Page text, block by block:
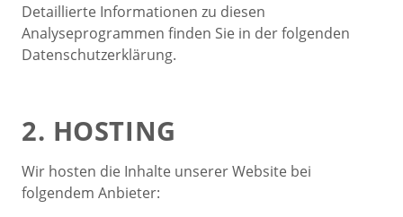
Detaillierte Informationen zu diesen
Analyseprogrammen finden Sie in der folgenden
Datenschutzerklärung.
2. HOSTING
Wir hosten die Inhalte unserer Website bei
folgendem Anbieter: